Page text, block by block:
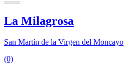
La Milagrosa
San Martín de la Virgen del Moncayo
(0)